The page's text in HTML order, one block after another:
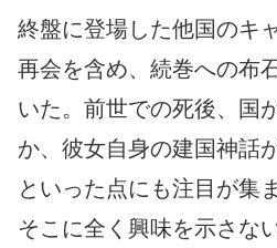
終盤に登場した他国のキ
再会を含め、続巻への布
いた。前世での死後、国
か、彼女自身の建国神話
といった点にも注目が集
そこに全く興味を示さな